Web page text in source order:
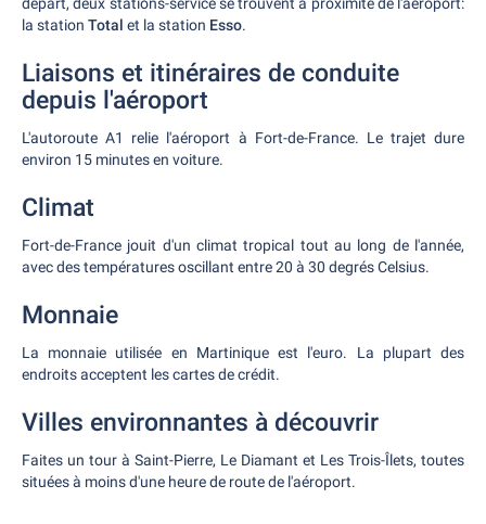
la station Total et la station Esso.
Liaisons et itinéraires de conduite
depuis l'aéroport
L'autoroute A1 relie l'aéroport à Fort-de-France. Le trajet dure
environ 15 minutes en voiture.
Climat
Fort-de-France jouit d'un climat tropical tout au long de l'année,
avec des températures oscillant entre 20 à 30 degrés Celsius.
Monnaie
La monnaie utilisée en Martinique est l'euro. La plupart des
endroits acceptent les cartes de crédit.
Villes environnantes à découvrir
Faites un tour à Saint-Pierre, Le Diamant et Les Trois-Îlets, toutes
situées à moins d'une heure de route de l'aéroport.